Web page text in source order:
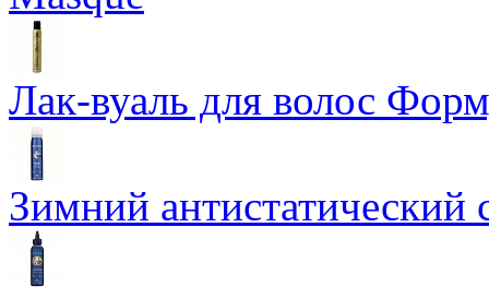
Лак-вуаль для волос
Зимний